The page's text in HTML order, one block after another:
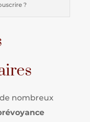
?
nombreux